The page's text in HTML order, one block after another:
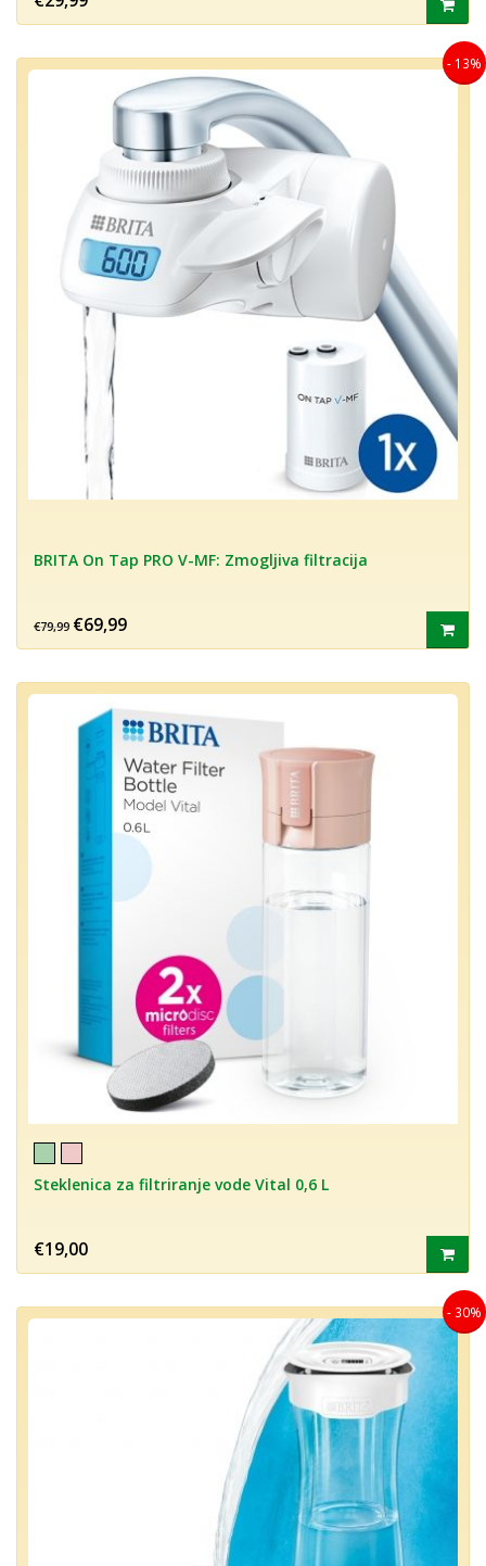
- 13%
BRITA On Tap PRO V-MF: Zmogljiva filtracija
€79,99 €69,99
Steklenica za filtriranje vode Vital 0,6 L
€19,00
- 30%